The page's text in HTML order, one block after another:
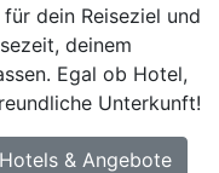
dein Reiseziel und
deinem
Egal ob Hotel,
Unterkunft!
& Angebote